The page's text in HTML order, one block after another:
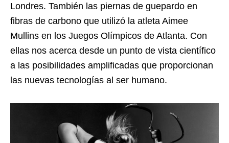
Londres. También las piernas de guepardo en
fibras de carbono que utilizó la atleta Aimee
Mullins en los Juegos Olímpicos de Atlanta. Con
ellas nos acerca desde un punto de vista científico
a las posibilidades amplificadas que proporcionan
las nuevas tecnologías al ser humano.